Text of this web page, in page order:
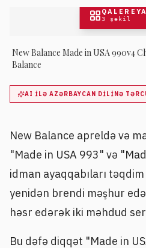
3 şəkil
New Balance Made in USA 990v4
Balance
AI ILƏ AZƏRBAYCAN DILINƏ
New Balance apreldə və
"Made in USA 993" və
idman ayaqqabıları
yenidən brendi məşhur
həsr edərək iki məhdud
Bu dəfə diqqət "Made in